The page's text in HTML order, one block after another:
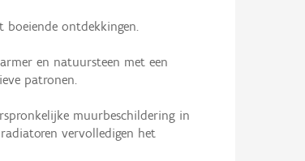
ontdekkingen.
en natuursteen met een
patronen.
muurbeschildering in
vervolledigen het